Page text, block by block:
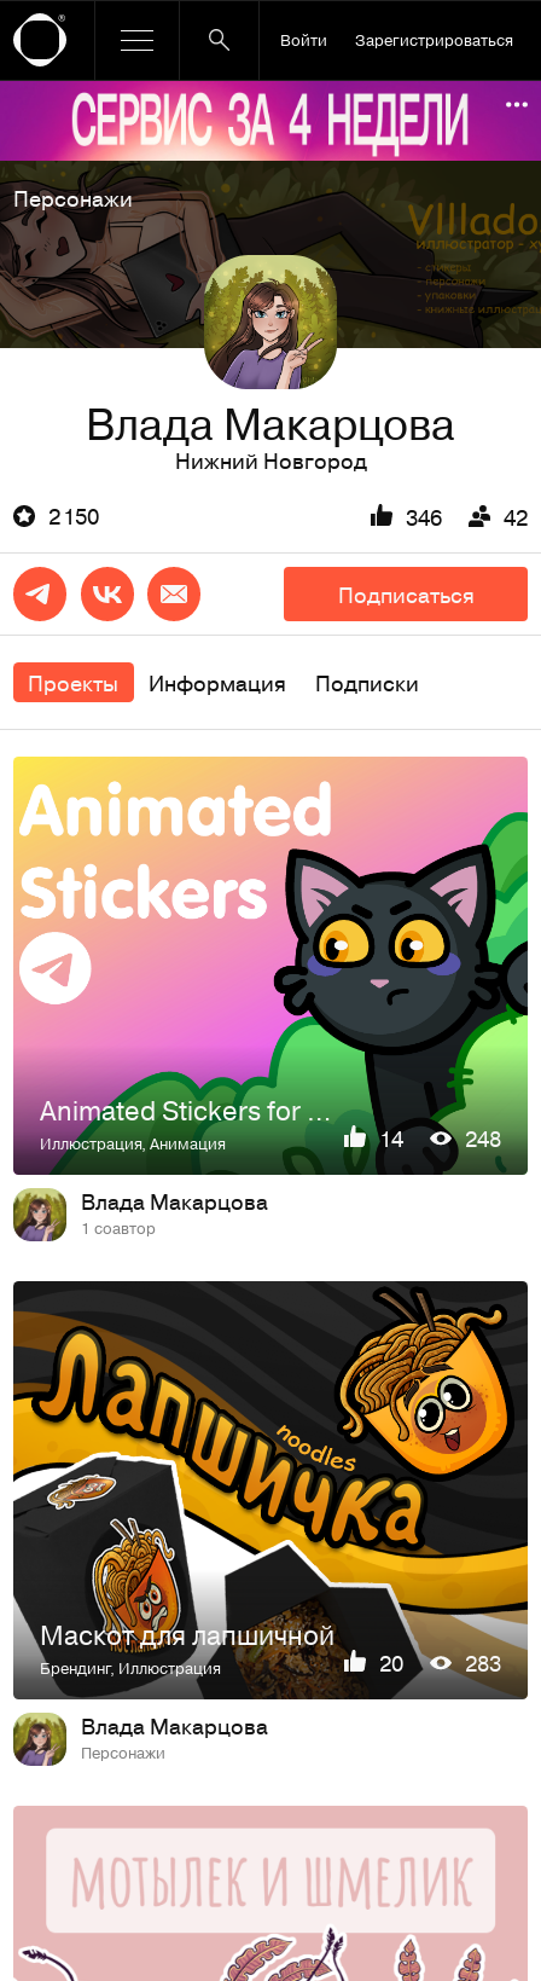
Войти Зарегистрироваться
Ссылка баннера
Персонажи
Влада Макарцова
Нижний Новгород
2 150
346 42
Подписаться
Проекты Информация Подписки
Animated Stickers for Telegram
Иллюстрация,Анимация 14 248
Влада Макарцова
1 соавтор
Маскот для лапшичной
Брендинг, Иллюстрация 20 283
Влада Макарцова
Персонажи